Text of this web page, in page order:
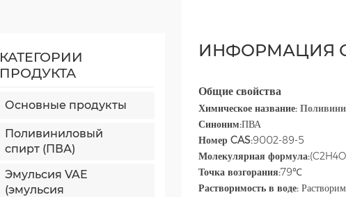
КАТЕГОРИИ
ПРОДУКТА
Основные продукты
Поливиниловый
спирт (ПВА)
Эмульсия VAE
(эмульсия
ИНФОРМАЦИЯ
Общие свойства
Химическое название:
Синоним:ПВА
Номер CAS:9002-89-5
Молекулярная формула:
Точка возгорания:79℃
Растворимость в воде: